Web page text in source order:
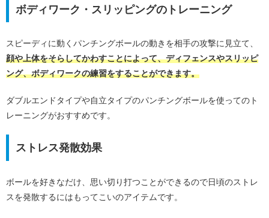
ボディワーク・スリッピングのトレーニング
スピーディに動くパンチングボールの動きを相手の攻撃に見立て、
顔や上体をそらしてかわすことによって、ディフェンスやスリッピ
ング、ボディワークの練習をすることができます。
ダブルエンドタイプや自立タイプのパンチングボールを使ってのト
レーニングがおすすめです。
ストレス発散効果
ボールを好きなだけ、思い切り打つことができるので日頃のストレ
スを発散するにはもってこいのアイテムです。